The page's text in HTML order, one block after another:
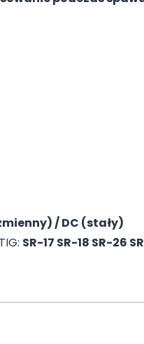
/ DC (stały)
SR-17 SR-18 SR-26